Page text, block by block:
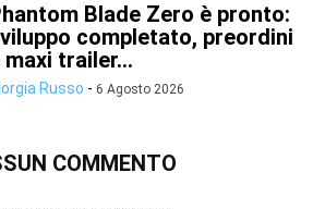
Blade Zero è pronto:
completato, preordini
maxi trailer...
Russo - 6 Agosto 2026
COMMENTO